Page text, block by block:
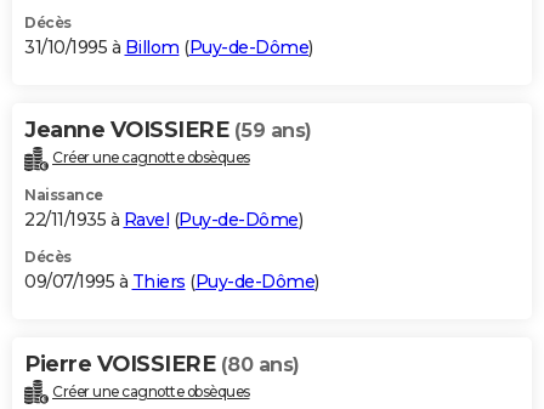
Décès
31/10/1995 à Billom (Puy-de-Dôme)
Jeanne VOISSIERE (59 ans)
Créer une cagnotte obsèques
Naissance
22/11/1935 à Ravel (Puy-de-Dôme)
Décès
09/07/1995 à Thiers (Puy-de-Dôme)
Pierre VOISSIERE (80 ans)
Créer une cagnotte obsèques